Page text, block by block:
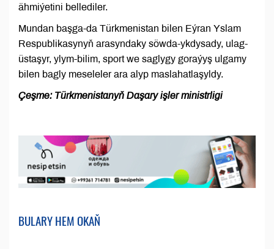
ähmiýetini bellediler.
Mundan başga-da Türkmenistan bilen Eýran Yslam
Respublikasynyň arasyndaky söwda-ykdysady, ulag-
üstaşyr, ylym-bilim, sport we saglygy goraýyş ulgamy
bilen bagly meseleler ara alyp maslahatlaşyldy.
Çeşme: Türkmenistanyň Daşary işler ministrligi
BULARY HEM OKAŇ